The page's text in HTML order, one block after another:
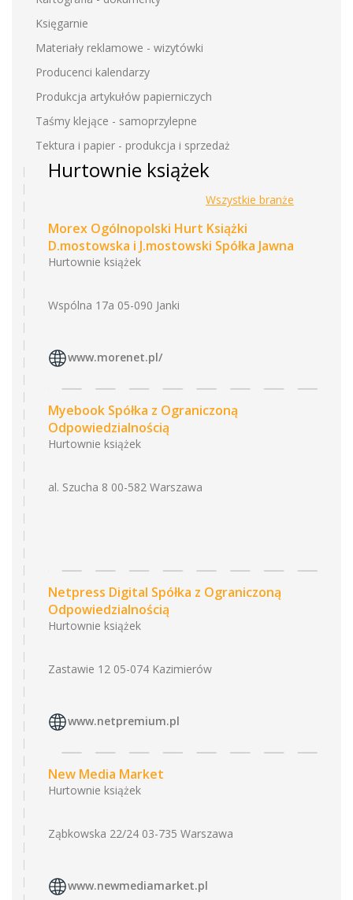
Księgarnie
Materiały reklamowe - wizytówki
Producenci kalendarzy
Produkcja artykułów papierniczych
Taśmy klejące - samoprzylepne
Tektura i papier - produkcja i sprzedaż
Hurtownie książek
Wszystkie branże
Morex Ogólnopolski Hurt Książki
D.mostowska i J.mostowski Spółka Jawna
Hurtownie książek
Wspólna 17a 05-090 Janki
www.morenet.pl/
Myebook Spółka z Ograniczoną
Odpowiedzialnością
Hurtownie książek
al. Szucha 8 00-582 Warszawa
Netpress Digital Spółka z Ograniczoną
Odpowiedzialnością
Hurtownie książek
Zastawie 12 05-074 Kazimierów
www.netpremium.pl
New Media Market
Hurtownie książek
Ząbkowska 22/24 03-735 Warszawa
www.newmediamarket.pl